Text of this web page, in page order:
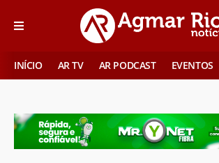
INÍCIO AR TV AR PODCAST EVENTOS